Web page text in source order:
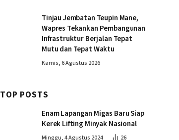
Tinjau Jembatan Teupin Mane,
Wapres Tekankan Pembangunan
Infrastruktur Berjalan Tepat
Mutu dan Tepat Waktu
Kamis, 6 Agustus 2026
TOP POSTS
Enam Lapangan Migas Baru Siap
Kerek Lifting Minyak Nasional
Minggu, 4 Agustus 2024 26